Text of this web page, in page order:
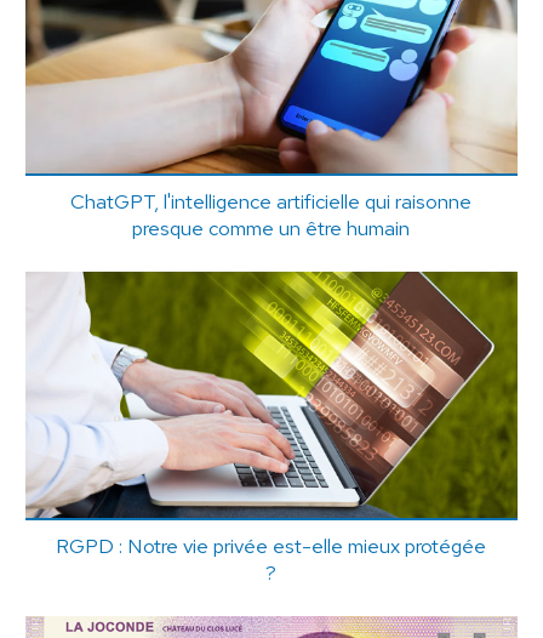
ChatGPT, l'intelligence artificielle qui raisonne
presque comme un être humain
RGPD : Notre vie privée est-elle mieux protégée
?